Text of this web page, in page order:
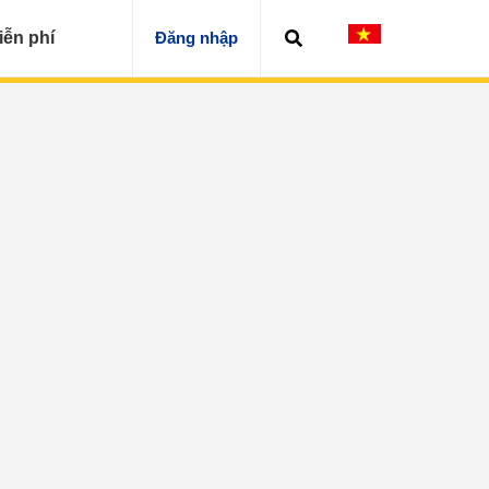
phí Đăng nhập